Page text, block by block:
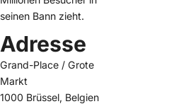
seinen Bann zieht.
Adresse
Grand-Place / Grote
Markt
1000 Brüssel, Belgien